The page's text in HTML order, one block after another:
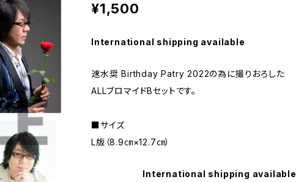
¥1,500
International shipping available
速水奨 Birthday Patry 2022の為に撮りおろした
ALLブロマイドBセットです。
■サイズ
L版（8.9㎝×12.7㎝）
International shipping available